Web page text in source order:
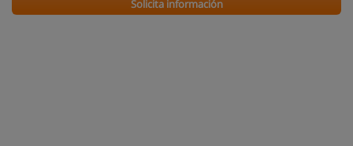
Solicita información